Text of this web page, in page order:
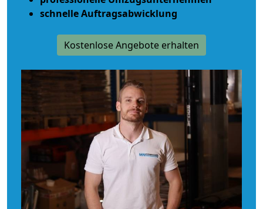
schnelle Auftragsabwicklung
Kostenlose Angebote erhalten